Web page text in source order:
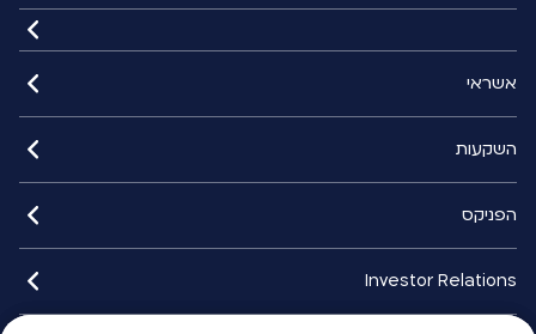
אשראי
השקעות
הפניקס
Investor Relations